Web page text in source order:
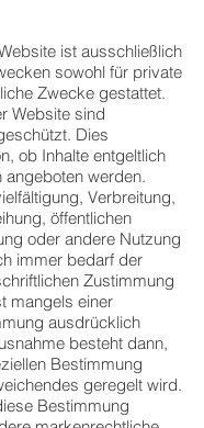
ist ausschließlich
sowohl für private
Zwecke gestattet.
Website sind
Dies
ob Inhalte entgeltlich
angeboten werden.
Verbreitung,
öffentlichen
oder andere Nutzung
immer bedarf der
Zustimmung
mangels einer
ausdrücklich
besteht dann,
Bestimmung
geregelt wird.
Bestimmung